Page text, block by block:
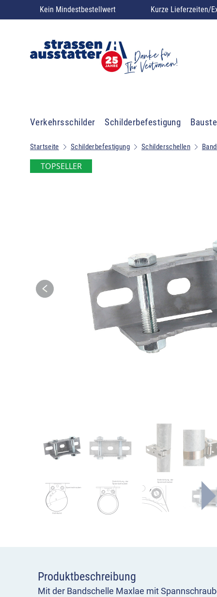
Kein Mindestbestellwert Kurze Lieferzeiten/
Verkehrsschilder Schilderbefestigung
Startseite Schilderbefestigung Schilderschellen
TOPSELLER
Produktbeschreibung
Mit der Bandschelle Maxlae mit